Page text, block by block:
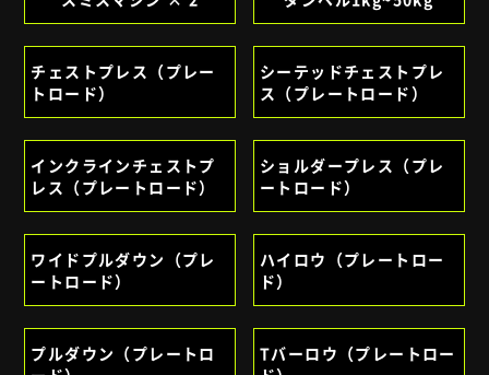
チェストプレス（プレー
トロード）
シーテッドチェストプレ
ス（プレートロード）
インクラインチェストプ
レス（プレートロード）
ショルダープレス（プレ
ートロード）
ワイドプルダウン（プレ
ートロード）
ハイロウ（プレートロー
ド）
プルダウン（プレートロ
Tバーロウ（プレートロー